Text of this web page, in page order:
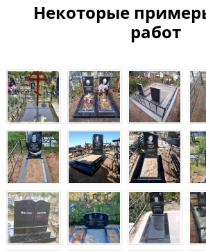
Некоторые
работ